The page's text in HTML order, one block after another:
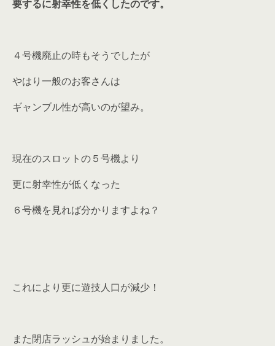
要するに射幸性を低く したのです。
４号機廃止の時もそうでしたが
やはり一般のお客さんは
ギャンブル性が高いのが望み。
現在のスロットの５号機より
更に射幸性が低くなった
６号機を見れば分かりますよね？
これにより更に遊技人口が減少！
また閉店ラッシュが始まりました。